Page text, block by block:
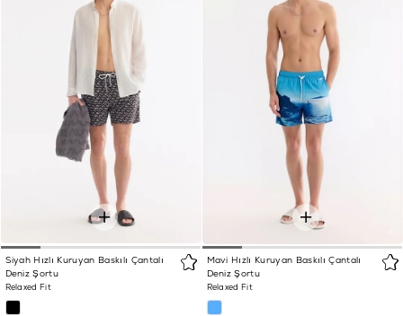
Siyah Hızlı Kuruyan Baskılı Çantalı
Deniz Şortu
Relaxed Fit
Mavi Hızlı Kuruyan Baskılı Çantalı
Deniz Şortu
Relaxed Fit